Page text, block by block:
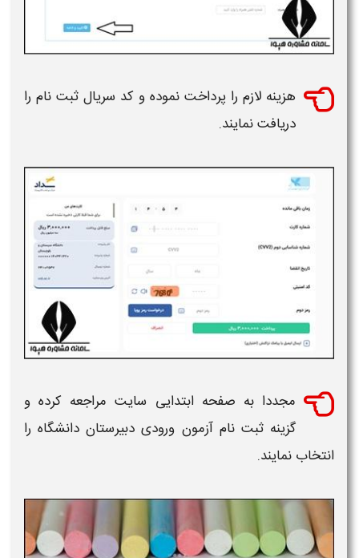
هزینه لازم را پرداخت نموده و کد سریال ثبت نام را
دریافت نمایند.
مجددا به صفحه ابتدایی سایت مراجعه کرده و
گزینهثبت نام آزمون ورودی دبیرستان دانشگاهرا
انتخاب نمایند.